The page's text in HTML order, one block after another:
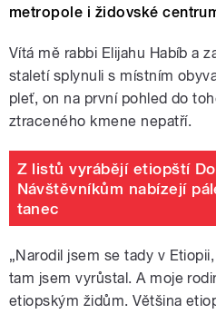
metropole i židovské
Vítá mě rabbi Elijahu Habíb a
staletí splynuli s místním
pleť, on na první pohled do
ztraceného kmene nepatří.
Z listů vyrábějí etiopští
Návštěvníkům nabízejí
tanec
„Narodil jsem se tady v
tam jsem vyrůstal. A moje
etiopským židům. Většina